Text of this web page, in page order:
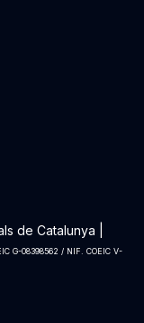
de Catalunya |
G-08398562 / NIF. COEIC V-